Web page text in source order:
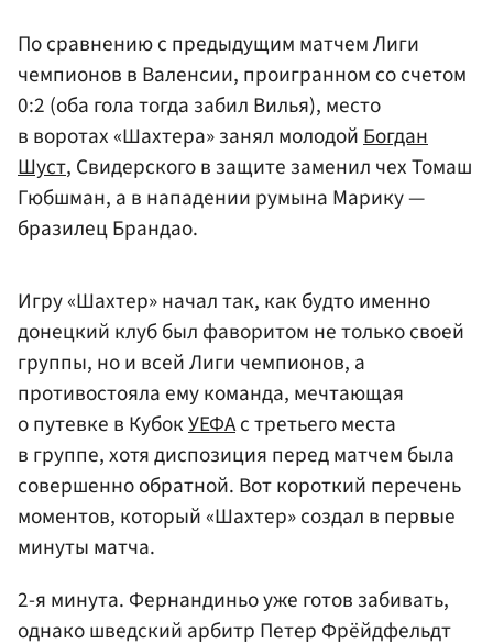
По сравнению с предыдущим матчем Лиги
чемпионов в Валенсии, проигранном со счетом
0:2 (оба гола тогда забил Вилья), место
в воротах «Шахтера» занял молодойБогдан
Шуст, Свидерского в защите заменил чех Томаш
Гюбшман, а в нападении румына Марику —
бразилец Брандао.
Игру «Шахтер» начал так, как будто именно
донецкий клуб был фаворитом не только своей
группы, но и всей Лиги чемпионов, а
противостояла ему команда, мечтающая
о путевке в КубокУЕФАс третьего места
в группе, хотя диспозиция перед матчем была
совершенно обратной. Вот короткий перечень
моментов, который «Шахтер» создал в первые
минуты матча.
2-я минута. Фернандиньо уже готов забивать,
однако шведский арбитр Петер Фрёйдфельдт